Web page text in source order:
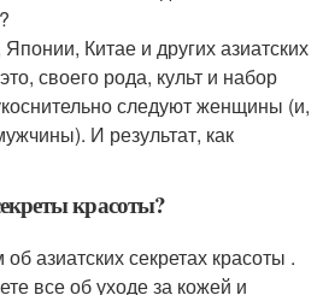
Китае и других азиатских
своего рода, культ и набор
следуют женщины (и,
И результат, как
красоты?
азиатских секретах красоты .
все об уходе за кожей и